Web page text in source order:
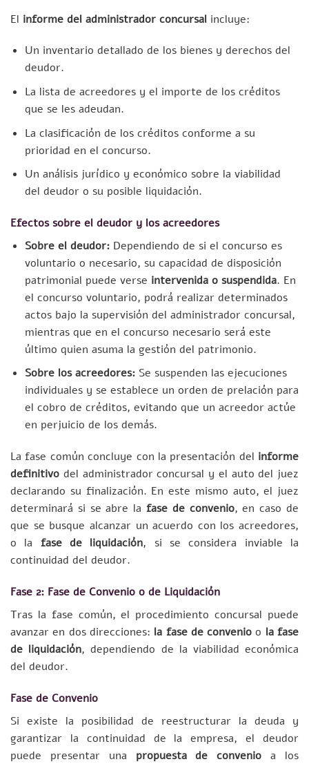
El informe del administrador concursal incluye:
Un inventario detallado de los bienes y derechos del
deudor.
La lista de acreedores y el importe de los créditos
que se les adeudan.
La clasificación de los créditos conforme a su
prioridad en el concurso.
Un análisis jurídico y económico sobre la viabilidad
del deudor o su posible liquidación.
Efectos sobre el deudor y los acreedores
Sobre el deudor:Dependiendo de si el concurso es
voluntario o necesario, su capacidad de disposición
patrimonial puede verse intervenida o suspendida. En
el concurso voluntario, podrá realizar determinados
actos bajo la supervisión del administrador concursal,
mientras que en el concurso necesario será este
último quien asuma la gestión del patrimonio.
Sobre los acreedores:Se suspenden las ejecuciones
individuales y se establece un orden de prelación para
el cobro de créditos, evitando que un acreedor actúe
en perjuicio de los demás.
La fase común concluye con la presentación del informe
definitivo del administrador concursal y el auto del juez
declarando su finalización. En este mismo auto, el juez
determinará si se abre la fase de convenio, en caso de
que se busque alcanzar un acuerdo con los acreedores,
o la fase de liquidación, si se considera inviable la
continuidad del deudor.
Fase 2: Fase de Convenio o de Liquidación
Tras la fase común, el procedimiento concursal puede
avanzar en dos direcciones: la fase de convenio o la fase
de liquidación, dependiendo de la viabilidad económica
del deudor.
Fase de Convenio
Si existe la posibilidad de reestructurar la deuda y
garantizar la continuidad de la empresa, el deudor
puede presentar una propuesta de convenio a los